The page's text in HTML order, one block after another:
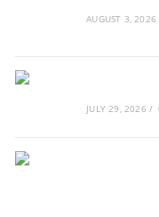
AUGUST 3, 2026
JULY 29, 2026 /